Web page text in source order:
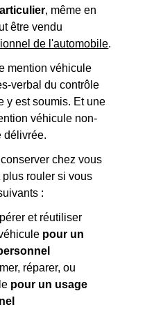
, même en
être vendu
de l'automobile.
mention véhicule
verbal du contrôle
y est soumis. Et une
véhicule non-
délivrée.
chez vous
rouler si vous
:
et réutiliser
pour un
réparer, ou
pour un usage